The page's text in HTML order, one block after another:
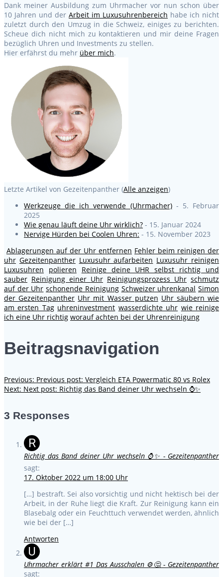
Dank meiner Ausbildung zum Uhrmacher vor nun schon über
10 Jahren und der Arbeit im Luxusuhrenbereich habe ich nicht
zuletzt durch den Umzug in die Schweiz, einiges zu berichten.
Scheue dich nicht mich zu kontaktieren und mir deine Fragen
bezüglich Uhren und Investments zu stellen.
Hier erfährst du mehr über mich.
Letzte Artikel von Gezeitenpanther (Alle anzeigen)
Werkzeuge die ich verwende (Uhrmacher)- 5. Februar
2025
Wie genau läuft deine Uhr wirklich? - 15. Januar 2024
Nervige Hürden bei Coolen Uhren: - 15. November 2023
Ablagerungen auf der Uhr entfernen Fehler beim reinigen der
uhr Gezeitenpanther Luxusuhr aufarbeiten Luxusuhr reinigen
Luxusuhren
polieren
Reinige deine UHR selbst richtig und
sauber Reinigung einer Uhr Reinigungsprozess Uhr schmutz
auf der Uhr schonende Reinigung Schweizer uhrenkanal Simon
der Gezeitenpanther Uhr mit Wasser putzen Uhr säubern wie
am ersten Tag uhreninvestment wasserdichte uhr wie reinige
ich eine Uhr richtig worauf achten bei der Uhrenreinigung
Beitragsnavigation
Previous: Previous post: Vergleich ETA Powermatic 80 vs Rolex
Next: Next post: Richtig das Band deiner Uhr wechseln ⌚✨
3 Responses
R
Richtig das Band deiner Uhr wechseln ⌚✨ - Gezeitenpanther
sagt:
17. Oktober 2022 um 18:00 Uhr
[…] bestraft. Sei also vorsichtig und nicht hektisch bei der
Arbeit, in der Ruhe liegt die Kraft. Zur Reinigung kann ein
Blasebalg oder ein Feuchttuch verwendet werden, ähnlich
wie bei der […]
Antworten
U
Uhrmacher erklärt #1 Das Ausschalen ⚙️🤔 - Gezeitenpanther
sagt: